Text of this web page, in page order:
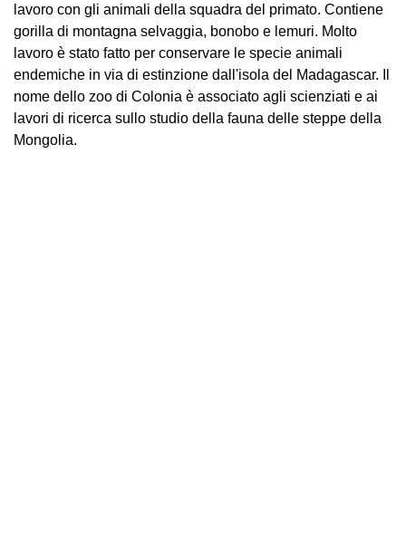
lavoro con gli animali della squadra del primato. Contiene
gorilla di montagna selvaggia, bonobo e lemuri. Molto
lavoro è stato fatto per conservare le specie animali
endemiche in via di estinzione dall'isola del Madagascar. Il
nome dello zoo di Colonia è associato agli scienziati e ai
lavori di ricerca sullo studio della fauna delle steppe della
Mongolia.